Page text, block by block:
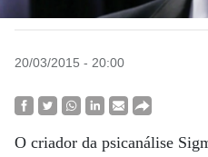
20/03/2015 - 20:00
O criador da psicanálise